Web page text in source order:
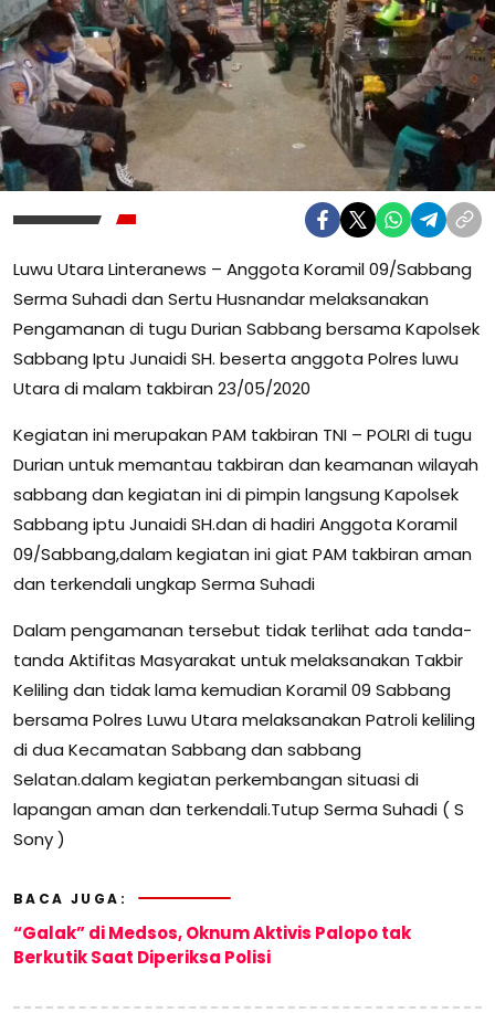
Luwu Utara Linteranews – Anggota Koramil 09/Sabbang
Serma Suhadi dan Sertu Husnandar melaksanakan
Pengamanan di tugu Durian Sabbang bersama Kapolsek
Sabbang Iptu Junaidi SH. beserta anggota Polres luwu
Utara di malam takbiran 23/05/2020
Kegiatan ini merupakan PAM takbiran TNI – POLRI di tugu
Durian untuk memantau takbiran dan keamanan wilayah
sabbang dan kegiatan ini di pimpin langsung Kapolsek
Sabbang iptu Junaidi SH.dan di hadiri Anggota Koramil
09/Sabbang,dalam kegiatan ini giat PAM takbiran aman
dan terkendali ungkap Serma Suhadi
Dalam pengamanan tersebut tidak terlihat ada tanda-
tanda Aktifitas Masyarakat untuk melaksanakan Takbir
Keliling dan tidak lama kemudian Koramil 09 Sabbang
bersama Polres Luwu Utara melaksanakan Patroli keliling
di dua Kecamatan Sabbang dan sabbang
Selatan.dalam kegiatan perkembangan situasi di
lapangan aman dan terkendali.Tutup Serma Suhadi ( S
Sony )
BACA JUGA:
“Galak” di Medsos, Oknum Aktivis Palopo tak
Berkutik Saat Diperiksa Polisi